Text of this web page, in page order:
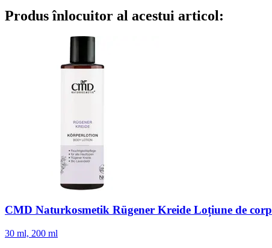
Produs înlocuitor al acestui articol:
CMD Naturkosmetik Rügener Kreide Loțiune de corp
30 ml, 200 ml